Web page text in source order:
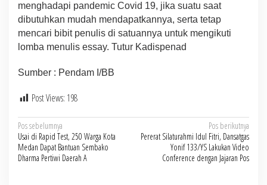
menghadapi pandemic Covid 19, jika suatu saat
dibutuhkan mudah mendapatkannya, serta tetap
mencari bibit penulis di satuannya untuk mengikuti
lomba menulis essay. Tutur Kadispenad
Sumber : Pendam I/BB
Post Views: 198
Navigasi
pos
Pos sebelumnya
Usai di Rapid Test, 250 Warga Kota
Medan Dapat Bantuan Sembako
Dharma Pertiwi Daerah A
Pos berikutnya
Pererat Silaturahmi Idul Fitri, Dansatgas
Yonif 133/YS Lakukan Video
Conference dengan Jajaran Pos